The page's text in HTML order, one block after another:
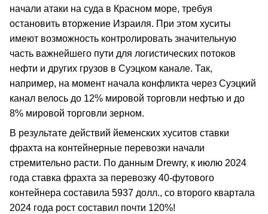
начали атаки на суда в Красном море, требуя
остановить вторжение Израиля. При этом хуситы
имеют возможность контролировать значительную
часть важнейшего пути для логистических потоков
нефти и других грузов в Суэцком канале. Так,
например, на момент начала конфликта через Суэцкий
канал велось до 12% мировой торговли нефтью и до
8% мировой торговли зерном.
В результате действий йеменских хуситов ставки
фрахта на контейнерные перевозки начали
стремительно расти. По данным Drewry, к июлю 2024
года ставка фрахта за перевозку 40-футового
контейнера составила 5937 долл., со второго квартала
2024 года рост составил почти 120%!